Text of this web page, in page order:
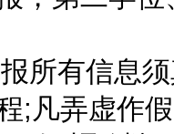
有信息须
;凡弄虚作